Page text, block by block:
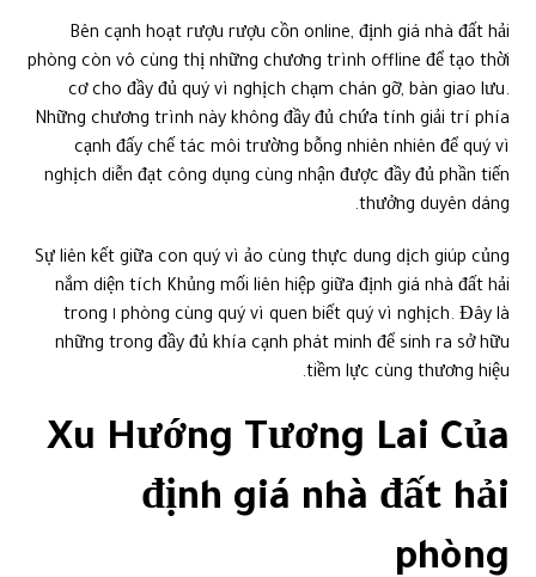
nghịch diễn đạt công dụng cùng nhận được đầy đủ phần tiến
thưởng duyên dáng.
Sự liên kết giữa con quý vì ảo cùng thực dung dịch giúp củng
nắm diện tích Khủng mối liên hiệp giữa định giá nhà đất hải
phòng cùng quý vì quen biết quý vì nghịch. Đây là ١ trong
những trong đầy đủ khía cạnh phát minh để sinh ra sở hữu
tiềm lực cùng thương hiệu.
Xu Hướng Tương Lai Của
định giá nhà đất hải
Cuối cùng, hãy cùng suy ngẫm về tương lai của định giá nhà
đất hải phòng trong tình trạng ngày càng nâng cao trưởng